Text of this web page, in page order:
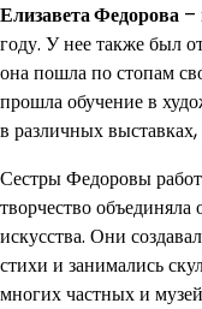
Елизавета Федорова –
году. У нее также был
она пошла по стопам
прошла обучение в
в различных
Сестры Федоровы
творчество
искусства. Они
стихи и занимались
многих частных и